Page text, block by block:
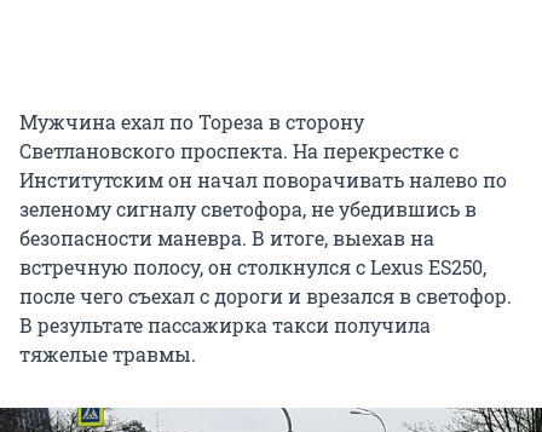
Мужчина ехал по Тореза в сторону
Светлановского проспекта. На перекрестке с
Институтским он начал поворачивать налево по
зеленому сигналу светофора, не убедившись в
безопасности маневра. В итоге, выехав на
встречную полосу, он столкнулся с Lexus ES250,
после чего съехал с дороги и врезался в светофор.
В результате пассажирка такси получила
тяжелые травмы.